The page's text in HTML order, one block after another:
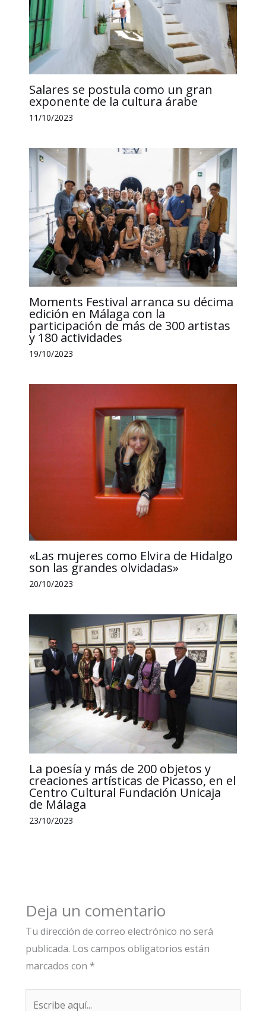
Salares se postula como un gran
exponente de la cultura árabe
11/10/2023
Moments Festival arranca su décima
edición en Málaga con la
participación de más de 300 artistas
y 180 actividades
19/10/2023
«Las mujeres como Elvira de Hidalgo
son las grandes olvidadas»
20/10/2023
La poesía y más de 200 objetos y
creaciones artísticas de Picasso, en el
Centro Cultural Fundación Unicaja
de Málaga
23/10/2023
Deja un comentario
Tu dirección de correo electrónico no será
publicada. Los campos obligatorios están
marcados con *